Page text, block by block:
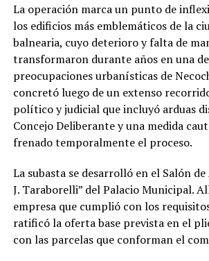
La operación marca un punto de
los edificios más emblemáticos de la
balnearia, cuyo deterioro y falta de
transformaron durante años en una
preocupaciones urbanísticas de
concretó luego de un extenso
político y judicial que incluyó arduas
Concejo Deliberante y una medida
frenado temporalmente el proceso.
La subasta se desarrolló en el Salón
J. Taraborelli” del Palacio Municipal.
empresa que cumplió con los
ratificó la oferta base prevista en el
con las parcelas que conforman el